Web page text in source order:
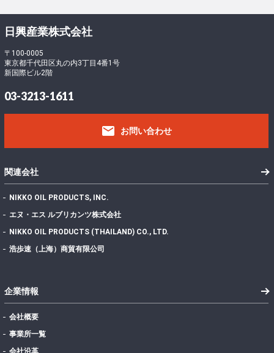
日興産業株式会社
〒100-0005
東京都千代田区丸の内3丁目4番1号
新国際ビル2階
03-3213-1611
email お問い合わせ
関連会社
NIKKO OIL PRODUCTS, INC.
エヌ・エス ルブリカンツ株式会社
NIKKO OIL PRODUCTS (THAILAND) CO., LTD.
浩歩速（上海）商貿有限公司
企業情報
会社概要
事業所一覧
会社沿革